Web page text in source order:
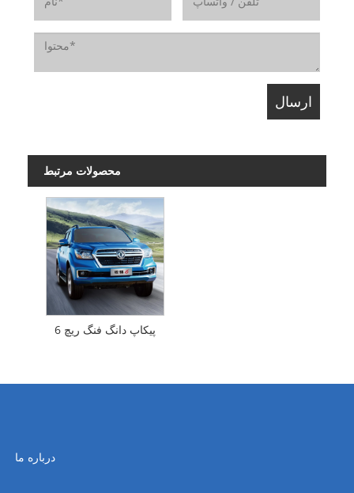
محصولات مرتبط
پیکاپ دانگ فنگ ریچ 6
درباره ما